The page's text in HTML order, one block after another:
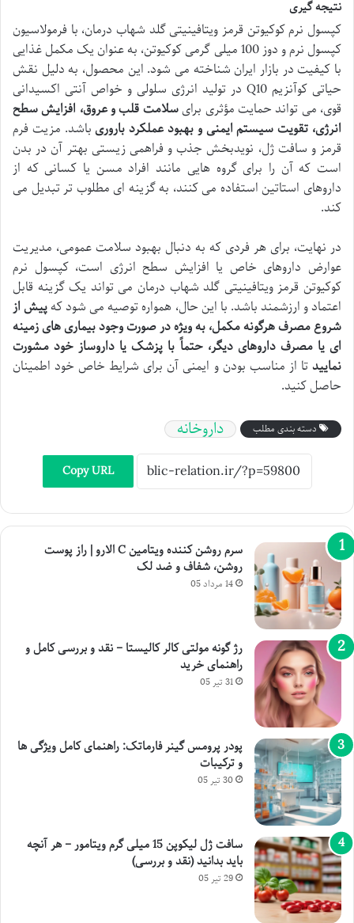
نتیجه گیری
کپسول نرم کوکیوتن قرمز ویتافینیتی گلد شهاب درمان، با فرمولاسیون
کپسول نرم و دوز 100 میلی گرمی کوکیوتن، به عنوان یک مکمل غذایی
با کیفیت در بازار ایران شناخته می شود. این محصول، به دلیل نقش
حیاتی کوآنزیم Q10 در تولید انرژی سلولی و خواص آنتی اکسیدانی
قوی، می تواند حمایت مؤثری برایسلامت قلب و عروق، افزایش سطح
انرژی، تقویت سیستم ایمنی و بهبود عملکرد باروریباشد. مزیت فرم
قرمز و سافت ژل، نویدبخش جذب و فراهمی زیستی بهتر آن در بدن
است که آن را برای گروه هایی مانند افراد مسن یا کسانی که از
داروهای استاتین استفاده می کنند، به گزینه ای مطلوب تر تبدیل می
کند.
در نهایت، برای هر فردی که به دنبال بهبود سلامت عمومی، مدیریت
عوارض داروهای خاص یا افزایش سطح انرژی است، کپسول نرم
کوکیوتن قرمز ویتافینیتی گلد شهاب درمان می تواند یک گزینه قابل
اعتماد و ارزشمند باشد. با این حال، همواره توصیه می شود کهپیش از
شروع مصرف هرگونه مکمل، به ویژه در صورت وجود بیماری های زمینه
ای یا مصرف داروهای دیگر، حتماً با پزشک یا داروساز خود مشورت
نماییدتا از مناسب بودن و ایمنی آن برای شرایط خاص خود اطمینان
حاصل کنید.
دسته بندی مطلب داروخانه
Copy URL
سرم روشن کننده ویتامین C الارو | راز پوست
روشن، شفاف و ضد لک
14 مرداد 05
رژ گونه مولتی کالر کالیستا – نقد و بررسی کامل و
راهنمای خرید
31 تیر 05
پودر پرومس گینر فارماتک: راهنمای کامل ویژگی ها
و ترکیبات
30 تیر 05
سافت ژل لیکوپن 15 میلی گرم ویتامور – هر آنچه
باید بدانید (نقد و بررسی)
29 تیر 05